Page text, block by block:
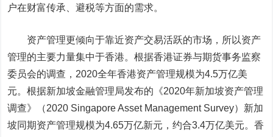
户在财富传承、避税等方面的需求。
资产管理更倾向于靠近资产交易活跃的市场，所以资产
管理的主要力量集中于香港。根据香港证券与期货事务监察
委员会的调查，2020全年香港资产管理规模为4.5万亿美
元。根据新加坡金融管理局发布的《2020年新加坡资产管理
调查》
（2020 Singapore Asset Management Survey） 新加
坡同期资产管理规模为4.65万亿新元，约合3.4万亿美元。香